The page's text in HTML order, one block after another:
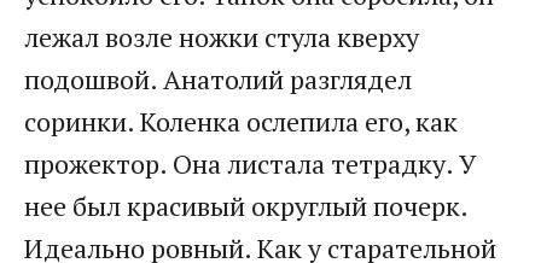
лежал возле ножки стула кверху
подошвой. Анатолий разглядел
соринки. Коленка ослепила его, как
прожектор. Она листала тетрадку. У
нее был красивый округлый почерк.
Идеально ровный. Как у старательной